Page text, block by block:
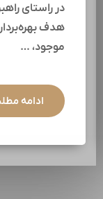
در راستای
هدف
موجود، …
ادامه